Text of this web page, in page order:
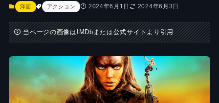
洋画 アクション 2024年6月1日 2024年6月3日
当ページの画像はIMDbまたは公式サイトより引用